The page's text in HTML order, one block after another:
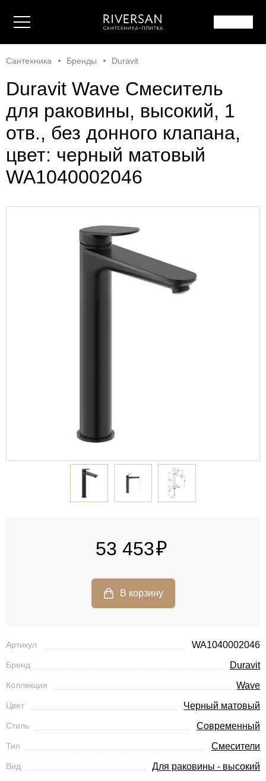
Сантехника Бренды Duravit
Duravit Wave Смеситель
для раковины, высокий, 1
отв., без донного клапана,
цвет: черный матовый
WA1040002046
Артикул WA1040002046
Бренд Duravit
Коллекция Wave
Цвет Черный матовый
Стиль Современный
Тип Смесители
Вид Для раковины - высокий
53 453